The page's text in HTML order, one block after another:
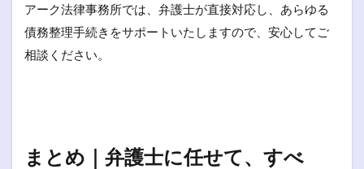
アーク法律事務所では、弁護士が直接対応し、あらゆる
債務整理手続きをサポートいたしますので、安心してご
相談ください。
まとめ｜弁護士に任せて、すべ